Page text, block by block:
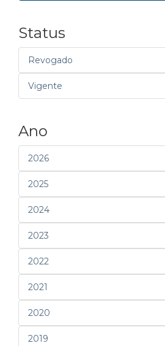
Status
Revogado
Vigente
Ano
2026
2025
2024
2023
2022
2021
2020
2019